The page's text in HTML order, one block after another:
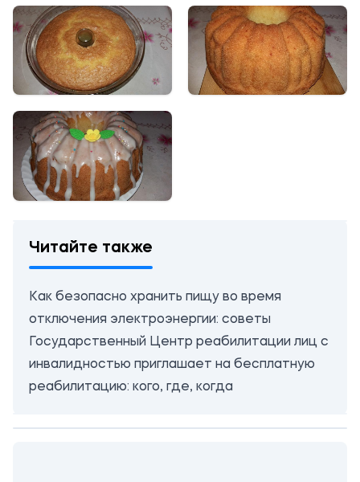
Читайте также
Как безопасно хранить пищу во время
отключения электроэнергии: советы
Государственный Центр реабилитации лиц с
инвалидностью приглашает на бесплатную
реабилитацию: кого, где, когда